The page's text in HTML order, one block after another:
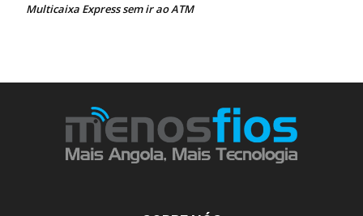
Multicaixa Express sem ir ao ATM